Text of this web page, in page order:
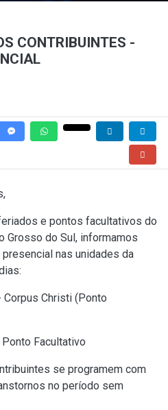
CONTRIBUINTES -
e pontos facultativos do
Grosso do Sul, informamos
nas unidades da
Christi (Ponto
Facultativo
se programem com
no período sem